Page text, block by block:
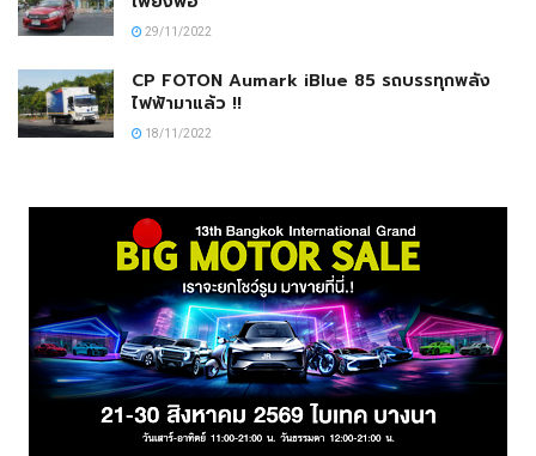
29/11/2022
CP FOTON Aumark iBlue 85 รถบรรทุกพลัง
ไฟฟ้ามาแล้ว !!
18/11/2022